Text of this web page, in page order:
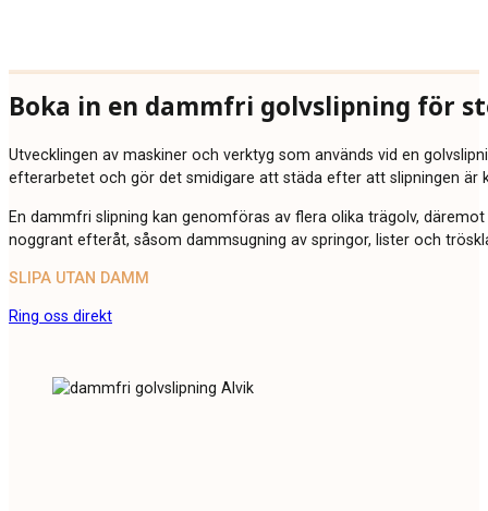
Boka in en dammfri golvslipning för
Utvecklingen av maskiner och verktyg som används vid en
efterarbetet och gör det smidigare att städa efter att slipningen är
En dammfri slipning kan genomföras av flera olika trägolv,
noggrant efteråt, såsom dammsugning av springor, lister och
SLIPA UTAN DAMM
Ring oss direkt